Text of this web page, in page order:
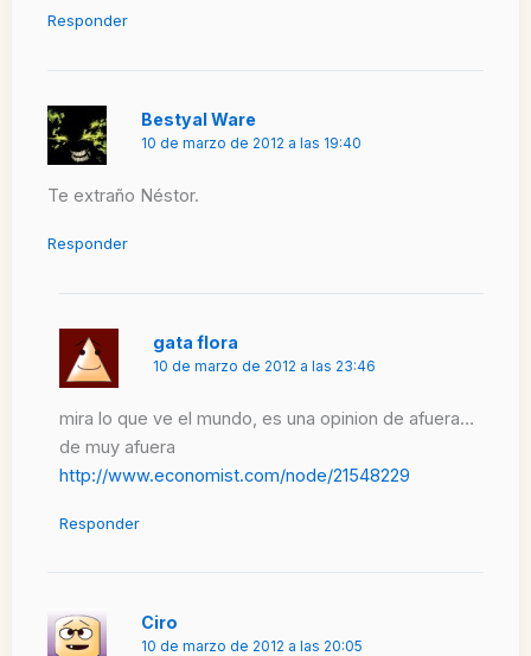
Responder
Bestyal Ware
10 de marzo de 2012 a las 19:40
Te extraño Néstor.
Responder
gata flora
10 de marzo de 2012 a las 23:46
mira lo que ve el mundo, es una opinion de afuera…
de muy afuera
http://www.economist.com/node/21548229
Responder
Ciro
10 de marzo de 2012 a las 20:05